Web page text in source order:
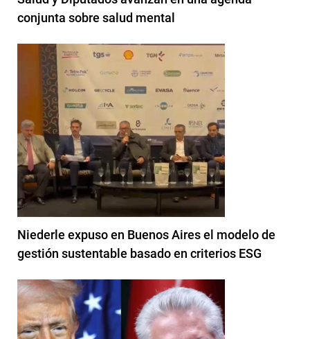
conjunta sobre salud mental
Niederle expuso en Buenos Aires el modelo de
gestión sustentable basado en criterios ESG